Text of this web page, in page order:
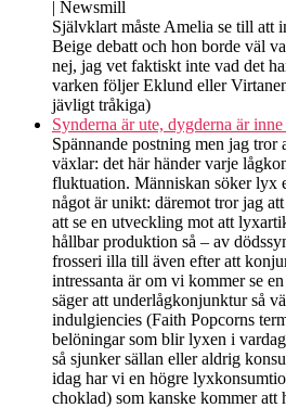
| Newsmill
Självklart måste Amelia se till att
Beige debatt och hon borde väl
nej, jag vet faktiskt inte vad det
varken följer Eklund eller
jävligt tråkiga)
Synderna är ute, dygderna är
Spännande postning men jag tror
växlar: det här händer varje
fluktuation. Människan söker lyx
något är unikt: däremot tror jag
att se en utveckling mot att
hållbar produktion så – av
frosseri illa till även efter att
intressanta är om vi kommer se
säger att underlågkonjunktur så
indulgiencies (Faith Popcorns
belöningar som blir lyxen i
så sjunker sällan eller aldrig
idag har vi en högre
choklad) som kanske kommer att